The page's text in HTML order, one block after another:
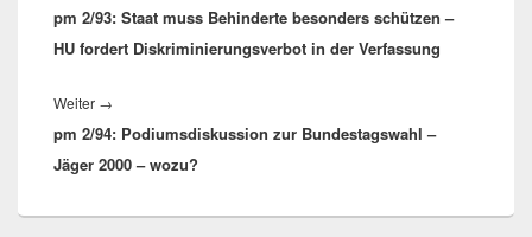
Beitrag:
pm 2/93: Staat muss Behinderte besonders schützen –
HU fordert Diskriminierungsverbot in der Verfassung
Weiter →
Beitrag:
pm 2/94: Podiumsdiskussion zur Bundestagswahl –
Jäger 2000 – wozu?